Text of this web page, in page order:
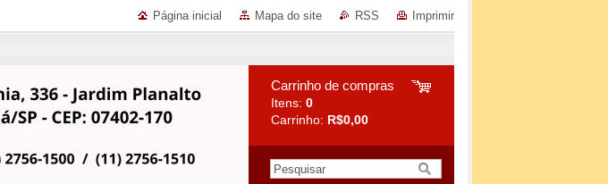
Página inicial Mapa do site RSS Imprimir
Carrinho de compras
Itens: 0
Carrinho: R$0,00